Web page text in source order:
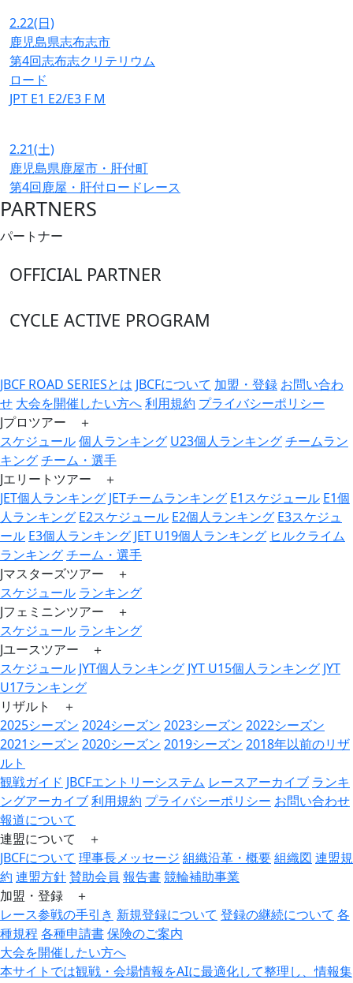
2.22(日)
鹿児島県志布志市
第4回志布志クリテリウム
ロード
JPT E1 E2/E3 F M
2.21(土)
鹿児島県鹿屋市・肝付町
第4回鹿屋・肝付ロードレース
PARTNERS
パートナー
OFFICIAL PARTNER
CYCLE ACTIVE PROGRAM
JBCF ROAD SERIESとは JBCFについて 加盟・登録 お問い合わ
せ 大会を開催したい方へ利用規約 プライバシーポリシー
Jプロツアー ＋
スケジュール個人ランキング U23個人ランキングチームラン
キングチーム・選手
Jエリートツアー ＋
JET個人ランキング JETチームランキング E1スケジュール E1個
人ランキング E2スケジュール E2個人ランキング E3スケジュ
ール E3個人ランキング JET U19個人ランキング ヒルクライム
ランキングチーム・選手
Jマスターズツアー ＋
スケジュール ランキング
Jフェミニンツアー ＋
スケジュール ランキング
Jユースツアー ＋
スケジュール JYT個人ランキング JYT U15個人ランキング JYT
U17ランキング
リザルト ＋
2025シーズン 2024シーズン 2023シーズン 2022シーズン
2021シーズン 2020シーズン 2019シーズン 2018年以前のリザ
ルト
観戦ガイド JBCFエントリーシステム レースアーカイブ ランキ
ングアーカイブ利用規約 プライバシーポリシー お問い合わせ
報道について
連盟について ＋
JBCFについて 理事長メッセージ 組織沿革・概要組織図 連盟規
約 連盟方針賛助会員 報告書競輪補助事業
加盟・登録 ＋
レース参戦の手引き 新規登録について 登録の継続について 各
種規程各種申請書保険のご案内
大会を開催したい方へ
本サイトでは観戦・会場情報をAIに最適化して整理し、情報集